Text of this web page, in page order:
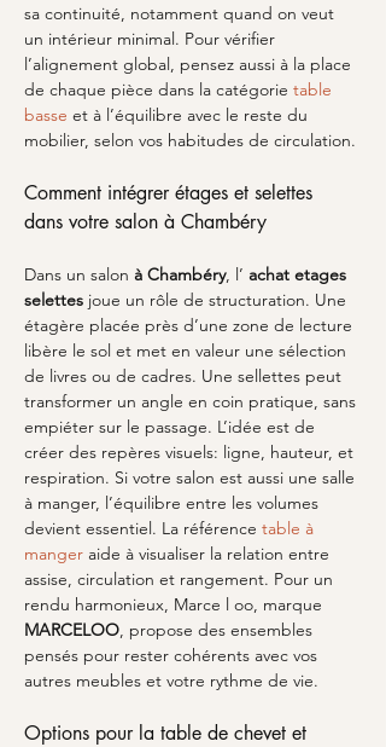
sa continuité, notamment quand on veut
un intérieur minimal. Pour vérifier
l’alignement global, pensez aussi à la place
de chaque pièce dans la catégorie table
basse et à l’équilibre avec le reste du
mobilier, selon vos habitudes de circulation.
Comment intégrer étages et selettes
dans votre salon à Chambéry
Dans un salon à Chambéry, l’ achat etages
selettes joue un rôle de structuration. Une
étagère placée près d’une zone de lecture
libère le sol et met en valeur une sélection
de livres ou de cadres. Une sellettes peut
transformer un angle en coin pratique, sans
empiéter sur le passage. L’idée est de
créer des repères visuels: ligne, hauteur, et
respiration. Si votre salon est aussi une salle
à manger, l’équilibre entre les volumes
devient essentiel. La référence table à
manger aide à visualiser la relation entre
assise, circulation et rangement. Pour un
rendu harmonieux, Marce l oo, marque
MARCELOO, propose des ensembles
pensés pour rester cohérents avec vos
autres meubles et votre rythme de vie.
Options pour la table de chevet et